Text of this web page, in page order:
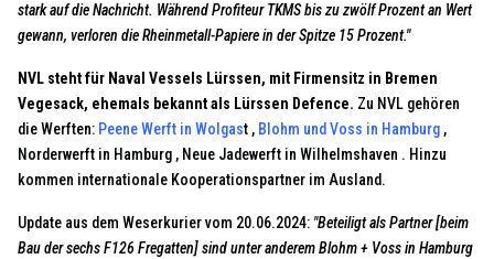
stark auf die Nachricht. Während Profiteur TKMS bis zu zwölf Prozent an Wert
gewann, verloren die Rheinmetall-Papiere in der Spitze 15 Prozent."
NVL steht für Naval Vessels Lürssen, mit Firmensitz in Bremen
Vegesack, ehemals bekannt als Lürssen Defence. Zu NVL gehören
die Werften: Peene Werft in Wolgast , Blohm und Voss in Hamburg ,
Norderwerft in Hamburg , Neue Jadewerft in Wilhelmshaven . Hinzu
kommen internationale Kooperationspartner im Ausland.
Update aus dem Weserkurier vom 20.06.2024: "Beteiligt als Partner [beim
Bau der sechs F126 Fregatten] sind unter anderem Blohm + Voss in Hamburg